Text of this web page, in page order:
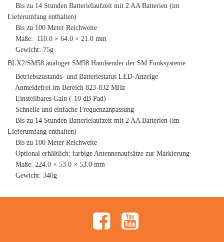
Bis zu 14 Stunden Batterielaufzeit mit 2 AA Batterien (im
Lieferumfang enthalten)
Bis zu 100 Meter Reichweite
Maße: 110.0 × 64.0 × 21.0 mm
Gewicht: 75g
BLX2/SM58 analoger SM58 Handsender der SM Funksysteme
Betriebszustands- und Batteriestatus LED-Anzeige
Anmeldefrei im Bereich 823-832 MHz
Einstellbares Gain (-10 dB Pad)
Schnelle und einfache Frequenzanpassung
Bis zu 14 Stunden Batterielaufzeit mit 2 AA Batterien (im
Lieferumfang enthalten)
Bis zu 100 Meter Reichweite
Optional erhältlich: farbige Antennenaufsätze zur Markierung
Maße: 224.0 × 53.0 × 53.0 mm
Gewicht: 340g